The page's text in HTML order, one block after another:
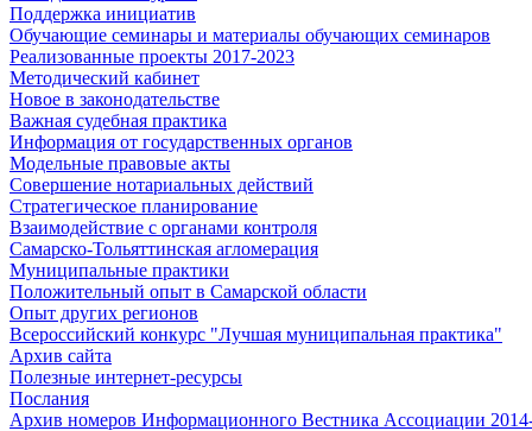
Поддержка инициатив
Обучающие семинары и материалы обучающих семинаров
Реализованные проекты 2017-2023
Методический кабинет
Новое в законодательстве
Важная судебная практика
Информация от государственных органов
Модельные правовые акты
Совершение нотариальных действий
Стратегическое планирование
Взаимодействие с органами контроля
Самарско-Тольяттинская агломерация
Муниципальные практики
Положительный опыт в Самарской области
Опыт других регионов
Всероссийский конкурс "Лучшая муниципальная практика"
Архив сайта
Полезные интернет-ресурсы
Послания
Архив номеров Информационного Вестника Ассоциации